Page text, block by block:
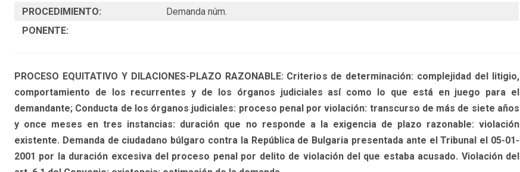
PROCEDIMIENTO:
Demanda núm.
PONENTE:
PROCESO EQUITATIVO Y DILACIONES-PLAZO RAZONABLE: Criterios de determinación: complejidad del litigio,
comportamiento de los recurrentes y de los órganos judiciales así como lo que está en juego para el
demandante; Conducta de los órganos judiciales: proceso penal por violación: transcurso de más de siete años
y once meses en tres instancias: duración que no responde a la exigencia de plazo razonable: violación
existente. Demanda de ciudadano búlgaro contra la República de Bulgaria presentada ante el Tribunal el 05-01-
2001 por la duración excesiva del proceso penal por delito de violación del que estaba acusado. Violación del